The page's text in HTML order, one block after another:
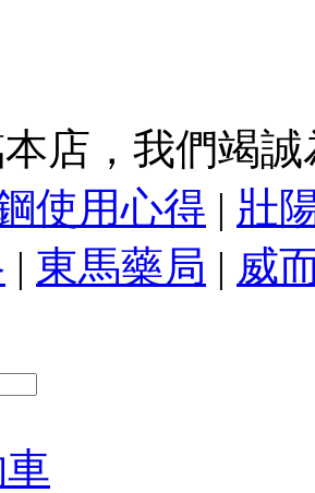
店，我們竭
使用心得 | 壯
| 東馬藥局 | 威